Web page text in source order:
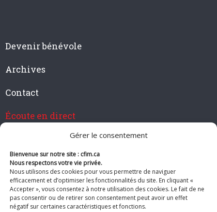
Gérer le consentement
Bienvenue sur notre site : cfim.ca
Nous respectons votre vie privée.
Nous utilisons des cookies pour vous permettre de naviguer
efficacement et d’optimiser les fonctionnalités du site. En cliquant «
Accepter », vous consentez à notre utilisation des cookies. Le fait de ne
pas consentir ou de retirer son consentement peut avoir un effet
négatif sur certaines caractéristiques et fonctions.
Devenir bénévole
Archives
Contact
Écoute en direct
Devenir membre de CFIM
Suivez-nous